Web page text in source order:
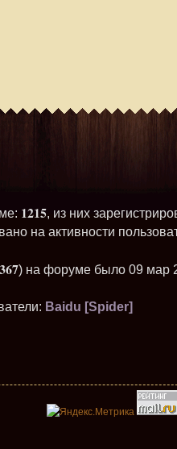
1215, из них
на активности
) на форуме было 09 мар
Baidu [Spider]